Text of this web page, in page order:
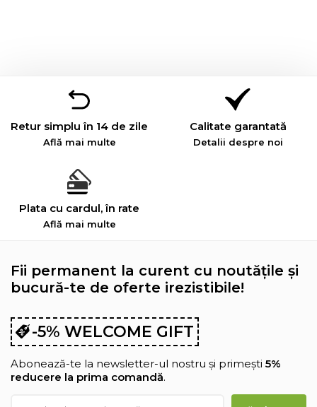
Retur simplu în 14 de zile
Află mai multe
Calitate garantată
Detalii despre noi
Plata cu cardul, în rate
Află mai multe
Fii permanent la curent cu noutățile și
bucură-te de oferte irezistibile!
-5% WELCOME GIFT
Abonează-te la newsletter-ul nostru și primești 5%
reducere la prima comandă.